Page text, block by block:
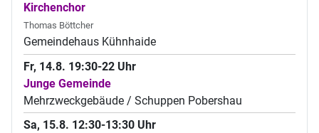
Kirchenchor
Thomas Böttcher
Gemeindehaus Kühnhaide
Fr, 14.8. 19:30-22 Uhr
Junge Gemeinde
Mehrzweckgebäude / Schuppen Pobershau
Sa, 15.8. 12:30-13:30 Uhr